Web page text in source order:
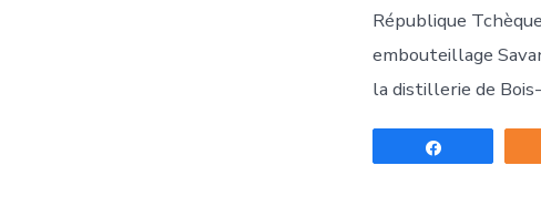
République
embouteillage
la distillerie de